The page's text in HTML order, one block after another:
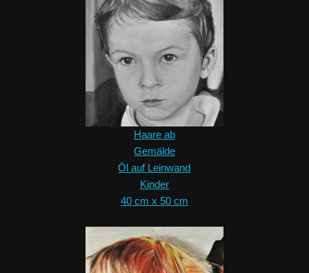
Haare ab
Gemälde
Öl auf Leinwand
Kinder
40 cm x 50 cm